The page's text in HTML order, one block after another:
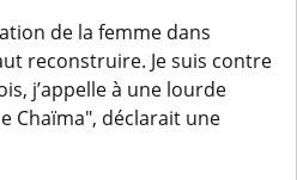
de la femme dans
reconstruire. Je suis contre
j’appelle à une lourde
Chaïma", déclarait une